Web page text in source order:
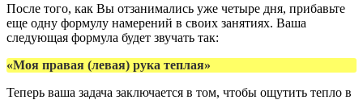
После того, как Вы отзанимались уже четыре дня, прибавьте
еще одну формулу намерений в своих занятиях. Ваша
следующая формула будет звучать так:
«Моя правая (левая) рука теплая»
Теперь ваша задача заключается в том, чтобы ощутить тепло в